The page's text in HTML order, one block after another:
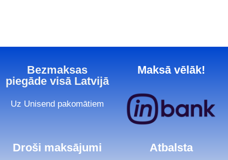
Bezmaksas
piegāde visā Latvijā
Uz Unisend pakomātiem
Maksā vēlāk!
Droši maksājumi Atbalsta